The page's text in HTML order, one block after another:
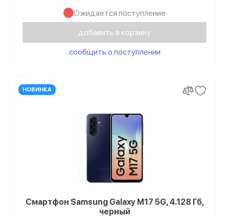
Ожидается поступление
добавить в корзину
сообщить о поступлении
НОВИНКА
Смартфон Samsung Galaxy M17 5G, 4.128 Гб,
черный